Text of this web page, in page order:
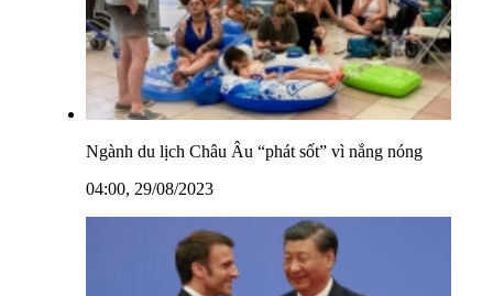
Ngành du lịch Châu Âu “phát sốt” vì nắng nóng
04:00, 29/08/2023